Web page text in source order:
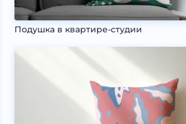
Подушка в квартире-студии